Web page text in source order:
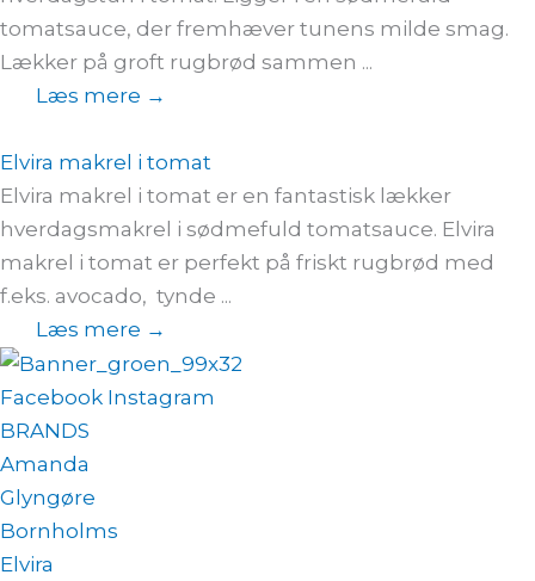
tomatsauce, der fremhæver tunens milde smag.
Lækker på groft rugbrød sammen ...
Læs mere →
Elvira makrel i tomat
Elvira makrel i tomat er en fantastisk lækker
hverdagsmakrel i sødmefuld tomatsauce. Elvira
makrel i tomat er perfekt på friskt rugbrød med
f.eks. avocado, tynde ...
Læs mere →
Facebook Instagram
BRANDS
Amanda
Glyngøre
Bornholms
Elvira